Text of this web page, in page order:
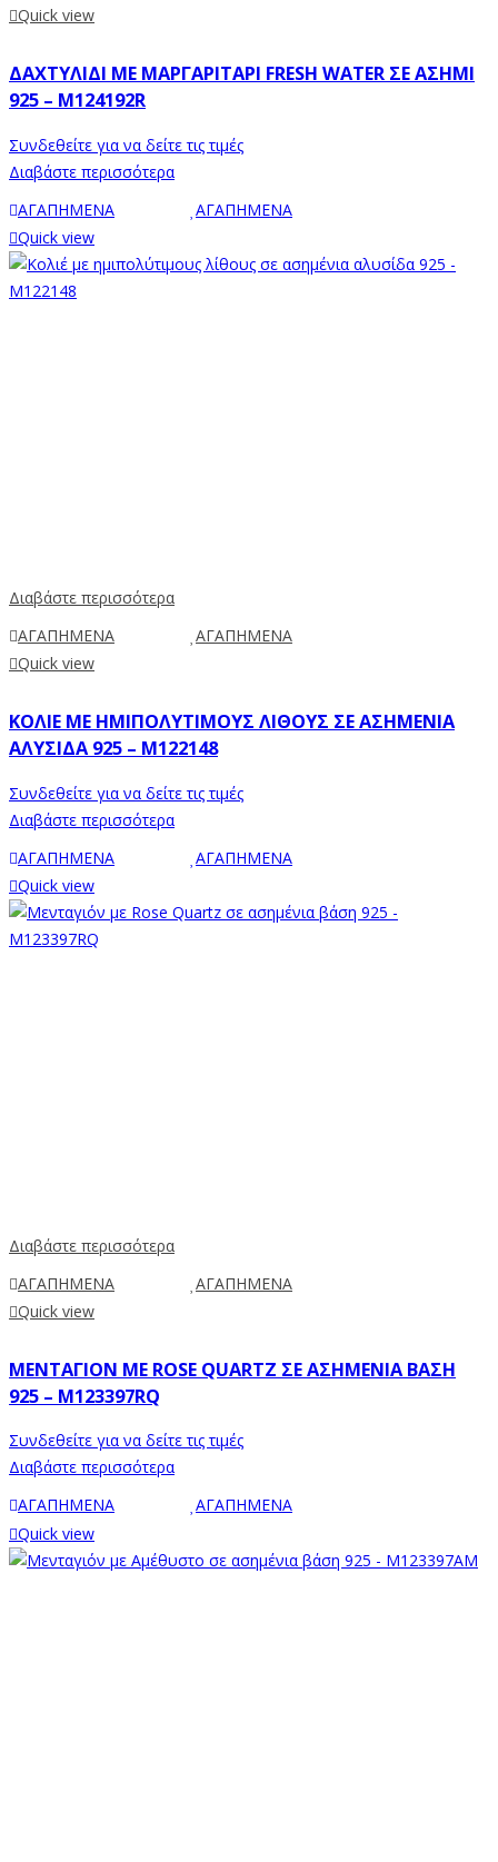
Quick view
ΔΑΧΤΥΛΊΔΙ ΜΕ ΜΑΡΓΑΡΙΤΆΡΙ FRESH WATER ΣΕ ΑΣΉΜΙ
925 – M124192R
Συνδεθείτε για να δείτε τις τιμές
Διαβάστε περισσότερα
ΑΓΑΠΗΜΕΝΑ
ΑΓΑΠΗΜΕΝΑ
Quick view
Διαβάστε περισσότερα
ΑΓΑΠΗΜΕΝΑ
ΑΓΑΠΗΜΕΝΑ
Quick view
ΚΟΛΙΈ ΜΕ ΗΜΙΠΟΛΎΤΙΜΟΥΣ ΛΊΘΟΥΣ ΣΕ ΑΣΗΜΈΝΙΑ
ΑΛΥΣΊΔΑ 925 – M122148
Συνδεθείτε για να δείτε τις τιμές
Διαβάστε περισσότερα
ΑΓΑΠΗΜΕΝΑ
ΑΓΑΠΗΜΕΝΑ
Quick view
Διαβάστε περισσότερα
ΑΓΑΠΗΜΕΝΑ
ΑΓΑΠΗΜΕΝΑ
Quick view
ΜΕΝΤΑΓΙΌΝ ΜΕ ROSE QUARTZ ΣΕ ΑΣΗΜΈΝΙΑ ΒΆΣΗ
925 – M123397RQ
Συνδεθείτε για να δείτε τις τιμές
Διαβάστε περισσότερα
ΑΓΑΠΗΜΕΝΑ
ΑΓΑΠΗΜΕΝΑ
Quick view